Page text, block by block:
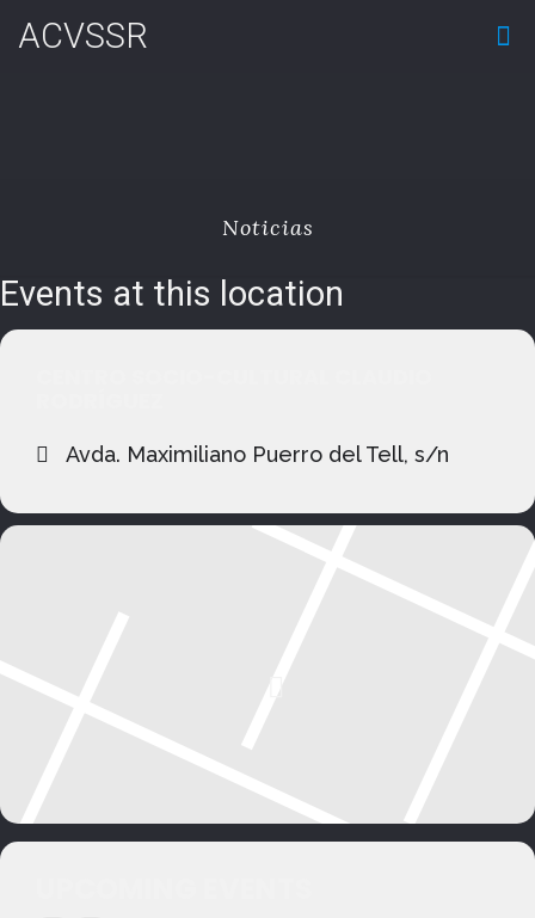
ACVSSR
Noticias
Events at this location
Avda. Maximiliano Puerro del Tell, s/n